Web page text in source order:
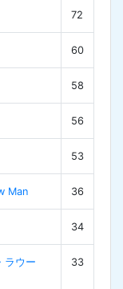
72
60
58
56
53
Man 36
34
ラウー
33